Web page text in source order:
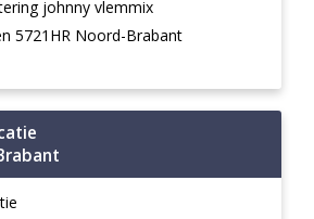
johnny vlemmix
5721HR Noord-Brabant